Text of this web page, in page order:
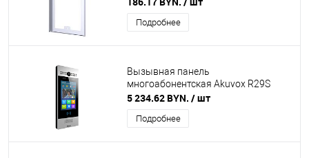
Подробнее
Вызывная панель
многоабонентская Akuvox R29S
5 234.62 BYN. / шт
Подробнее